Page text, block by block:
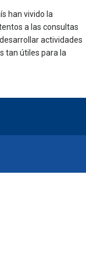
han vivido la
a las consultas
actividades
tan útiles para la